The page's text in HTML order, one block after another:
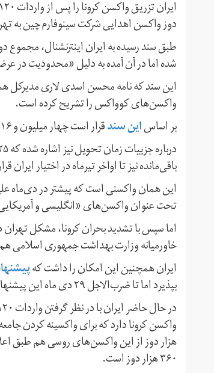
دوز واکسن اهدایی شرکت سینوفارم چین به
شده اما در آن آمده به دلیل «محدودیت در
این سند که نامه محسن اسدی لاری مدیرکل
واکسن‌‌های کوواکس را تشریح کرده است.
بر اساساین سندقرار است چهار میلیون و ۲۱۶ هزار و ۸۰۰ دوز از این واکسن به ایران تحویل داده شود.
باقی‌مانده نیز تا اواخر تیرماه در اختیار ایران
این همان واکسنی است که پیشتر در دی‌ماه
تحت عنوان واکسن‌های «انگلیسی و
اما سپس با تشدید بحران کرونا، مشکل
خاورمیانه وزارت بهداشت جمهوری اسلامی هم
ایران همچنین این امکان را داشت که
بپذیرد اما تا ضرب‌الاجل ۲۹ دی ماه این پیشنها را نپذیرفت و این فرصت را از دست داد.
واکسن کرونا دارد که برای واکسینه کردن
هزار دوز از این واکسن‌های روسی هم طبق
۳۶۰ هزار دوز است.